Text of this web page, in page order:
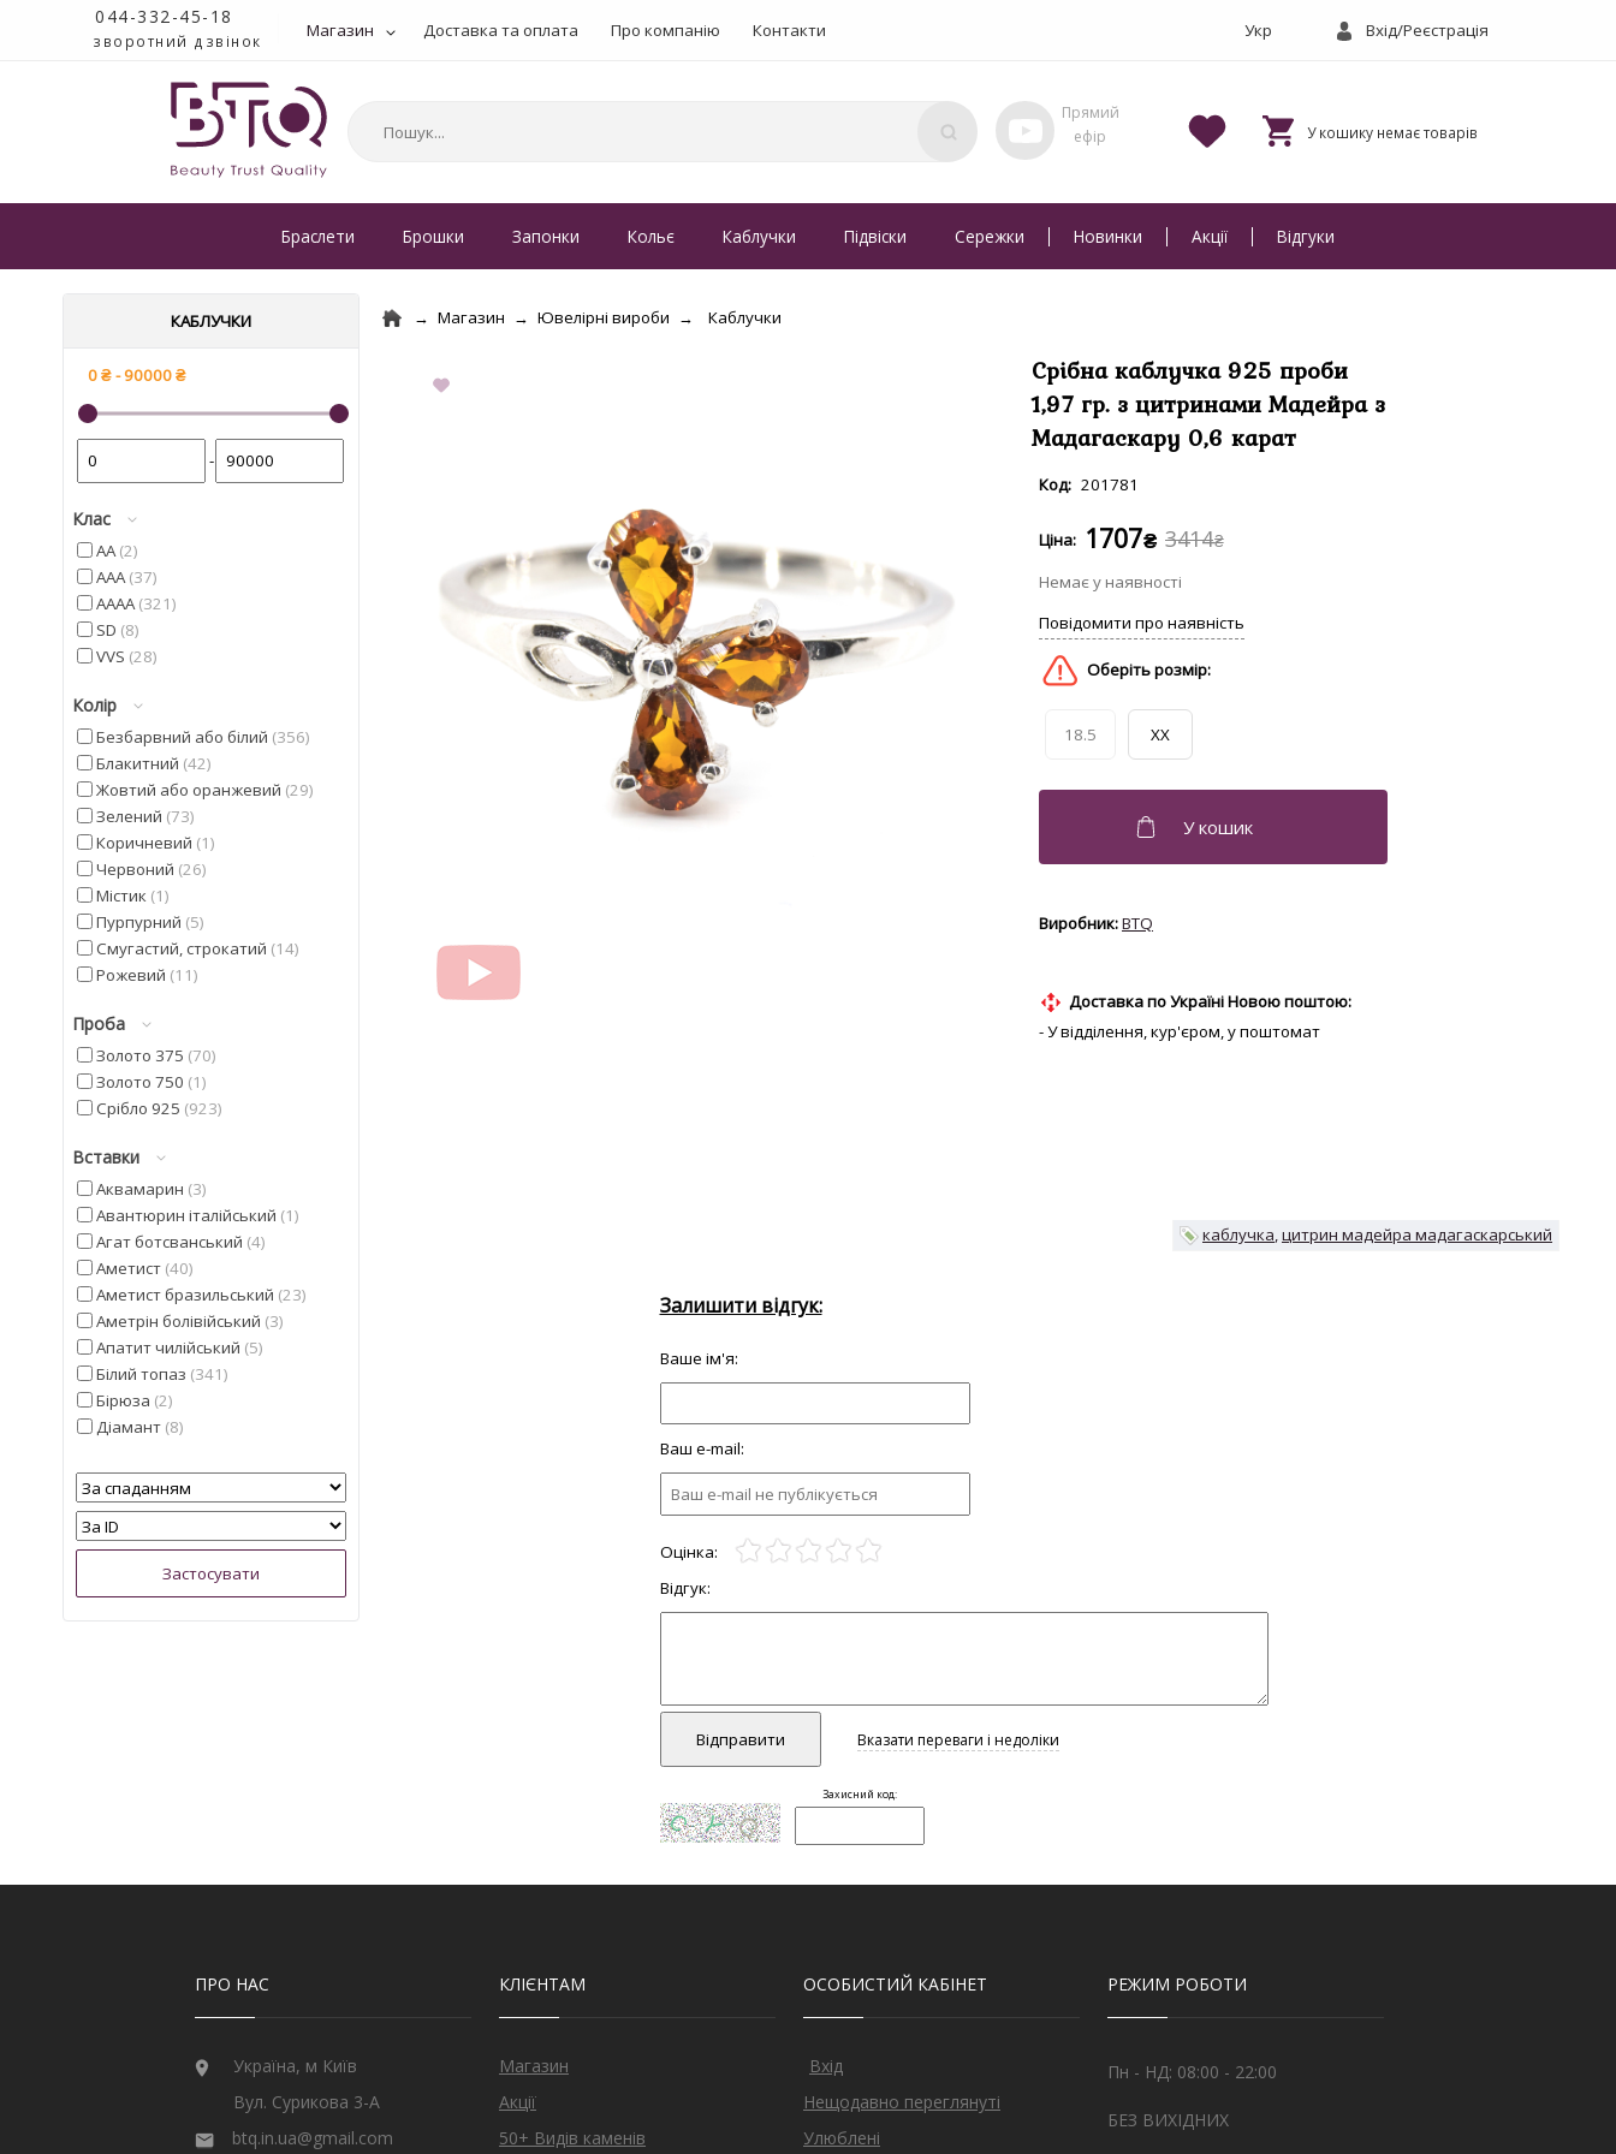
044-332-45-18
зворотний дзвінок Магазин Доставка та оплата Про компанію Контакти Вхід/Реєстрація
Браслети Брошки Запонки Кольє Каблучки Підвіски Сережки Новинки Акції Відгуки
КАБЛУЧКИ
-
Клас
AA 2
AAA 37
AAAA 321
SD 8
VVS 28
Колір
Безбарвний або білий 356
Блакитний 42
Жовтий або оранжевий 29
Зелений 73
Коричневий 1
Червоний 26
Містик 1
Пурпурний 5
Смугастий, строкатий 14
Рожевий 11
Фіолетовий
Чорний
20
Проба
Золото 375 70
Золото 750 1
Срібло 925 923
Вставки
Аквамарин 3
Авантюрин італійський 1
Агат ботсванський 4
Аметист 40
Аметист бразильський 23
Аметрін болівійський 3
Апатит чилійський 5
Білий топаз 341
Бірюза 2
Діамант 8
Гранат мозамбіцкій 11
Діаспор 30
Діопсид альберта
Смарагд 4
26
Сапфір блакитний 1
Сапфір шрі-ланкійський 19
Магазин Ювелірні вироби Каблучки
Срібна каблучка 925 проби
1,97 гр. з цитринами Мадейра з
Мадагаскару 0,6 карат
201781
3414₴
1707₴
18.5 XX
BTQ
Доставка по Україні Новою поштою:
- У відділення, кур'єром, у поштомат
каблучка цитрин мадейра мадагаскарський
ПРО НАС
Україна, м Київ
Вул. Сурикова 3-А
btq.in.ua@gmail.com
КЛІЄНТАМ
Магазин
Акції
50+ Видів каменів
ОСОБИСТИЙ КАБІНЕТ
Вхід
Нещодавно переглянуті
Улюблені
РЕЖИМ РОБОТИ
Пн - НД: 08:00 - 22:00
БЕЗ ВИХІДНИХ